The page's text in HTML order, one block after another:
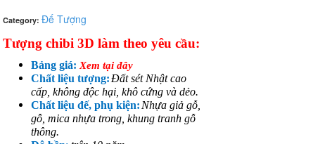
Category:Đế Tượng
Tượng chibi 3D làm theo yêu cầu:
Bảng giá: Xem tại đây
Chất liệu tượng:Đất sét Nhật cao
cấp, không độc hại, khô cứng và dẻo.
Chất liệu đế, phụ kiện: Nhựa giả gỗ,
gỗ, mica nhựa trong, khung tranh gỗ
thông.